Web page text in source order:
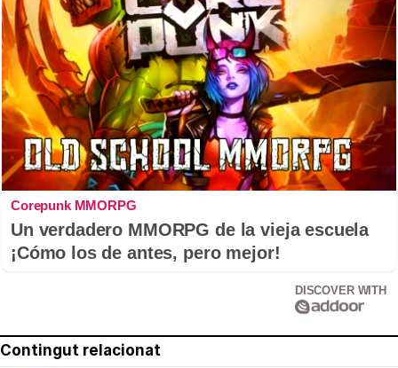
Corepunk MMORPG
Un verdadero MMORPG de la vieja escuela
¡Cómo los de antes, pero mejor!
DISCOVER WITH
Contingut relacionat